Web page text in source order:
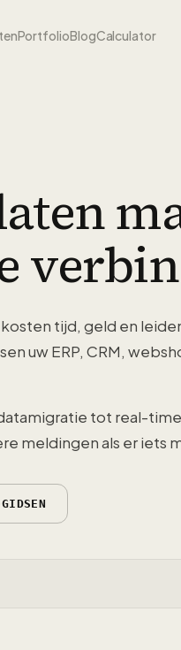
PortfolioBlogCalculator
tijd, geld en
uw ERP, CRM,
tot real-
meldingen als er iets